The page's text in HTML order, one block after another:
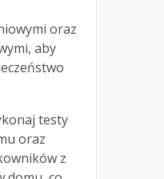
oraz
aby
testy
oraz
z